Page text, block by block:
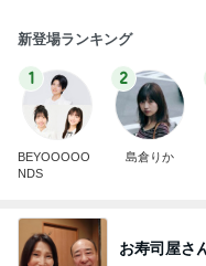
新登場ランキング
1
BEYOOOOO
NDS
2
島倉りか
お寿司屋さ